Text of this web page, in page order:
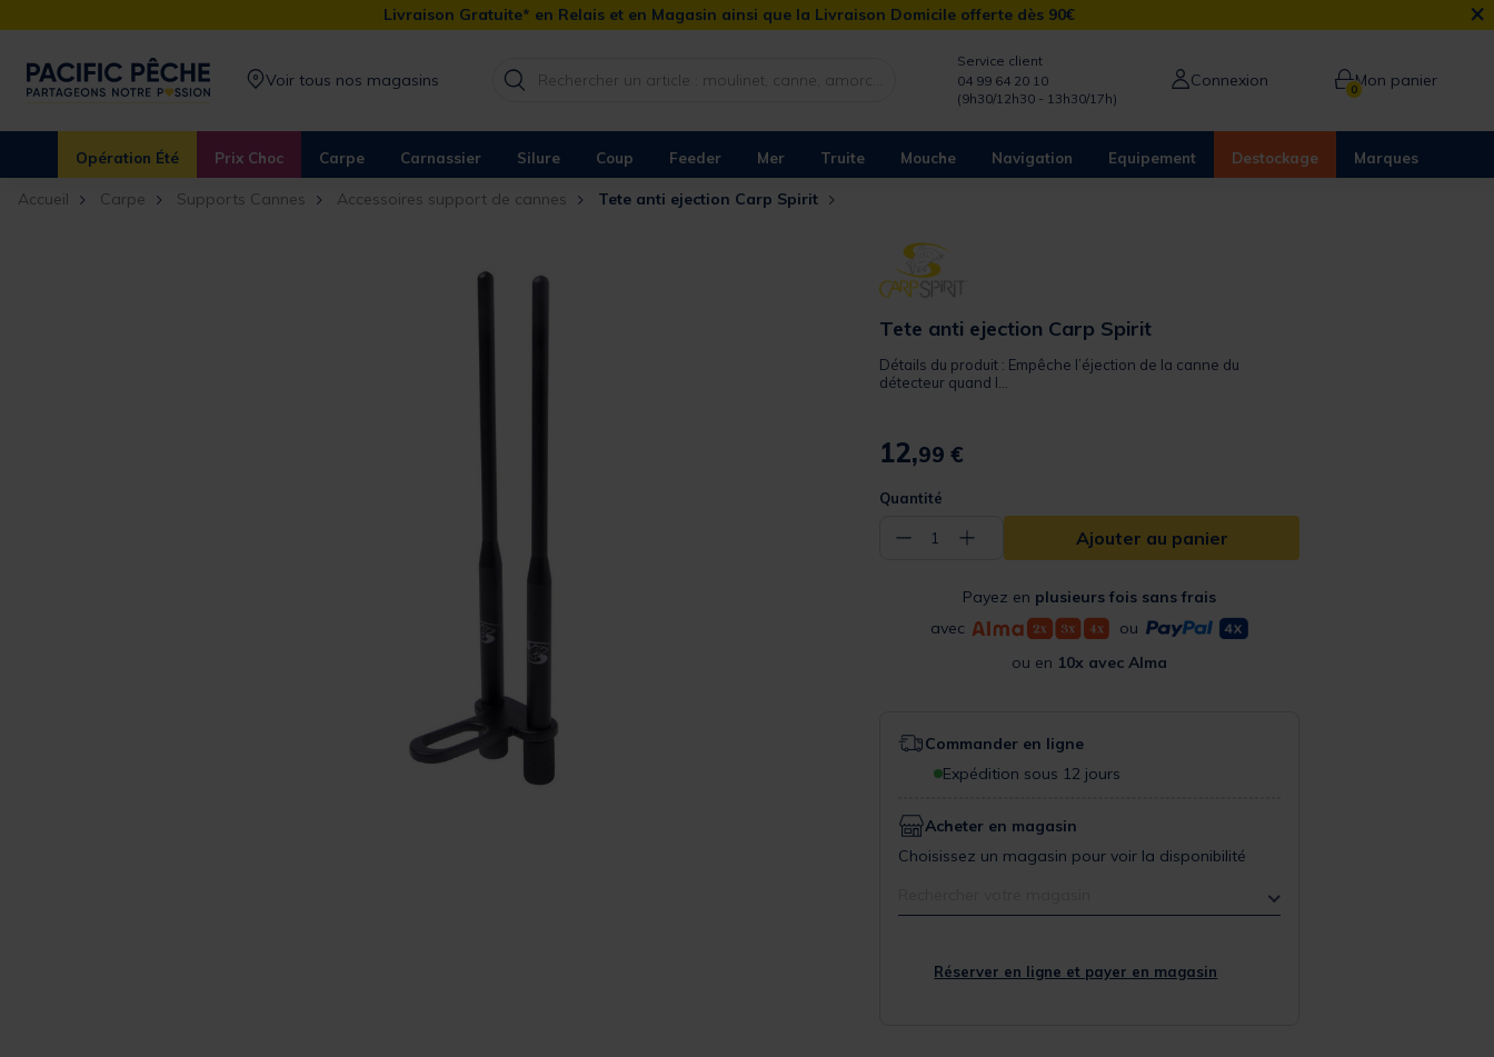
Livraison Gratuite* en Relais et en Magasin ainsi que la Livraison Domicile offerte dès 90€ ×
Voir tous nos magasins
Service client
04 99 64 20 10
(9h30/12h30 - 13h30/17h)
Connexion 0Mon panier
Opération Été Prix Choc Carpe Carnassier Silure Coup Feeder Mer Truite Mouche Navigation Equipement Destockage Marques
Accueil Carpe Supports Cannes Accessoires support de cannes Tete anti ejection Carp Spirit
Tete anti ejection Carp Spirit
Détails du produit : Empêche l’éjection de la canne du
détecteur quand l...
12,99 €
Quantité
− 1 + Ajouter au panier
Payez en plusieurs fois sans frais
avec
ou
ou en 10x avec Alma
Commander en ligne
Expédition sous 12 jours
Acheter en magasin
Choisissez un magasin pour voir la disponibilité
Réserver en ligne et payer en magasin